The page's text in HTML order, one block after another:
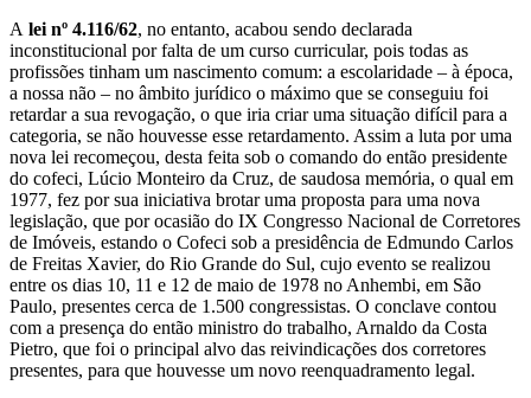
A lei nº 4.116/62, no entanto, acabou sendo declarada
inconstitucional por falta de um curso curricular, pois todas as
profissões tinham um nascimento comum: a escolaridade – à época,
a nossa não – no âmbito jurídico o máximo que se conseguiu foi
retardar a sua revogação, o que iria criar uma situação difícil para a
categoria, se não houvesse esse retardamento. Assim a luta por uma
nova lei recomeçou, desta feita sob o comando do então presidente
do cofeci, Lúcio Monteiro da Cruz, de saudosa memória, o qual em
1977, fez por sua iniciativa brotar uma proposta para uma nova
legislação, que por ocasião do IX Congresso Nacional de Corretores
de Imóveis, estando o Cofeci sob a presidência de Edmundo Carlos
de Freitas Xavier, do Rio Grande do Sul, cujo evento se realizou
entre os dias 10, 11 e 12 de maio de 1978 no Anhembi, em São
Paulo, presentes cerca de 1.500 congressistas. O conclave contou
com a presença do então ministro do trabalho, Arnaldo da Costa
Pietro, que foi o principal alvo das reivindicações dos corretores
presentes, para que houvesse um novo reenquadramento legal.